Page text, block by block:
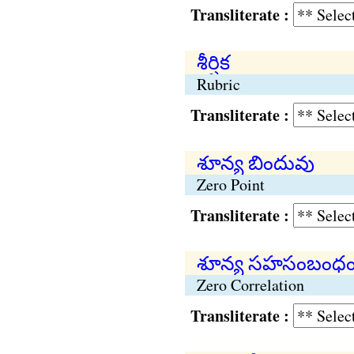
Transliterate :
శీర్షిక
Rubric
Transliterate :
శూన్య బిందువు
Zero Point
Transliterate :
శూన్య
Zero Correlation
Transliterate :